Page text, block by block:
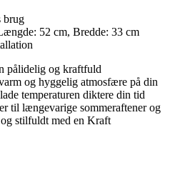
brug
52 cm, Bredde: 33 cm
pålidelig og kraftfuld
og hyggelig atmosfære på din
temperaturen diktere din tid
til længevarige sommeraftener og
stilfuldt med en Kraft